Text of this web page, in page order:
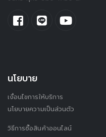
นโยบาย
เงื่อนไขการให้บริการ
นโยบายความเป็นส่วนตัว
วิธีการซื้อสินค้าออนไลน์